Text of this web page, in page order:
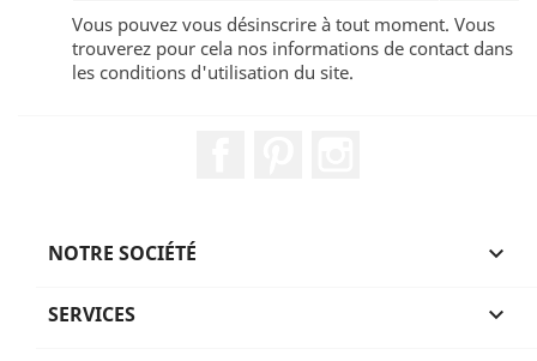
Vous pouvez vous désinscrire à tout moment. Vous
trouverez pour cela nos informations de contact dans
les conditions d'utilisation du site.
NOTRE SOCIÉTÉ 
SERVICES 